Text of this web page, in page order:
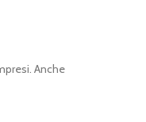
Anche